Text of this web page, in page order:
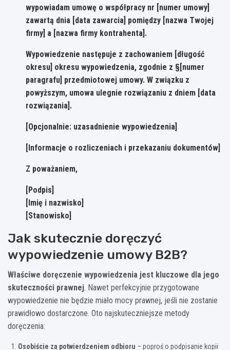
wypowiadam umowę o współpracy nr [numer umowy]
zawartą dnia [data zawarcia] pomiędzy [nazwa Twojej
firmy] a [nazwa firmy kontrahenta].
Wypowiedzenie następuje z zachowaniem [długość
okresu] okresu wypowiedzenia, zgodnie z §[numer
paragrafu] przedmiotowej umowy. W związku z
powyższym, umowa ulegnie rozwiązaniu z dniem [data
rozwiązania].
[Opcjonalnie: uzasadnienie wypowiedzenia]
[Informacje o rozliczeniach i przekazaniu dokumentów]
Z poważaniem,
[Podpis]
[Imię i nazwisko]
[Stanowisko]
Jak skutecznie doręczyć
wypowiedzenie umowy B2B?
Właściwe doręczenie wypowiedzenia jest kluczowe dla jego
skuteczności prawnej. Nawet perfekcyjnie przygotowane
wypowiedzenie nie będzie miało mocy prawnej, jeśli nie zostanie
prawidłowo dostarczone. Oto najskuteczniejsze metody
doręczenia:
Osobiście za potwierdzeniem odbioru – poproś o podpisanie kopii